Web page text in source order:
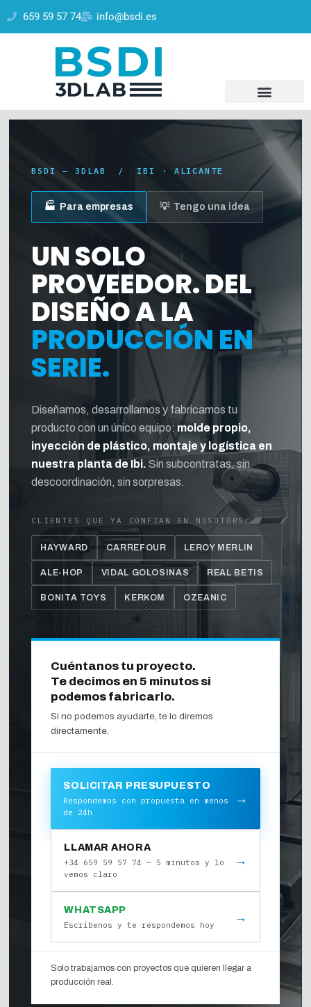
659 59 57 74 info@bsdi.es
BSDI — 3DLAB / IBI · ALICANTE
🏭 Para empresas 💡 Tengo una idea
UN SOLO
PROVEEDOR. DEL
DISEÑO A LA
PRODUCCIÓN EN
SERIE.
Diseñamos, desarrollamos y fabricamos tu
producto con un único equipo: molde propio,
inyección de plástico, montaje y logística en
nuestra planta de Ibi. Sin subcontratas, sin
descoordinación, sin sorpresas.
CLIENTES QUE YA CONFIAN EN NOSOTORS:
HAYWARD CARREFOUR LEROY MERLIN
ALE-HOP VIDAL GOLOSINAS REAL BETIS
BONITA TOYS KERKOM OZEANIC
Cuéntanos tu proyecto.
Te decimos en 5 minutos si
podemos fabricarlo.
Si no podemos ayudarte, te lo diremos
directamente.
SOLICITAR PRESUPUESTO
Respondemos con propuesta en menos
de 24h
→
LLAMAR AHORA
+34 659 59 57 74 — 5 minutos y lo
vemos claro
→
WHATSAPP
Escríbenos y te respondemos hoy
→
Solo trabajamos con proyectos que quieren llegar a
producción real.